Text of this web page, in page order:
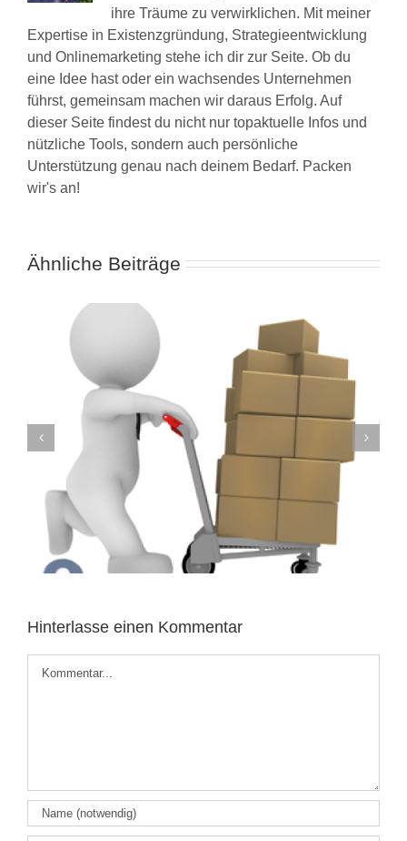
ihre Träume zu verwirklichen. Mit meiner
Expertise in Existenzgründung, Strategieentwicklung
und Onlinemarketing stehe ich dir zur Seite. Ob du
eine Idee hast oder ein wachsendes Unternehmen
führst, gemeinsam machen wir daraus Erfolg. Auf
dieser Seite findest du nicht nur topaktuelle Infos und
nützliche Tools, sondern auch persönliche
Unterstützung genau nach deinem Bedarf. Packen
wir's an!
Ähnliche Beiträge
Existenzgründungsberatung 2016 –
Aussichten
Hinterlasse einen Kommentar